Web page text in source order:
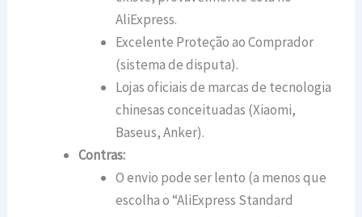
AliExpress.
Excelente Proteção ao Comprador
(sistema de disputa).
Lojas oficiais de marcas de tecnologia
chinesas conceituadas (Xiaomi,
Baseus, Anker).
Contras:
O envio pode ser lento (a menos que
escolha o “AliExpress Standard